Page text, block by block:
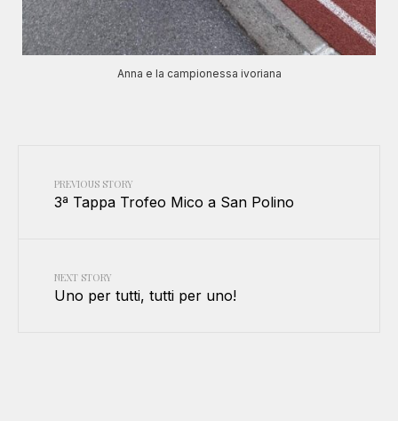
Anna e la campionessa ivoriana
PREVIOUS STORY
3ª Tappa Trofeo Mico a San Polino
NEXT STORY
Uno per tutti, tutti per uno!